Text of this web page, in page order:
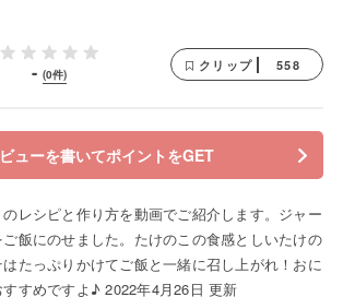
- (0件)
クリップ 558
ューを書いてポイントをGET
のレシピと作り方を動画でご紹介します。ジャー
飯にのせました。たけのこの食感としいたけの
たっぷりかけてご飯と一緒に召し上がれ！おに
すめですよ♪ 2022年4月26日 更新